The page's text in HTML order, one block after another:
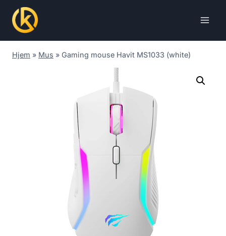
content
Hjem » Mus » Gaming mouse Havit MS1033 (white)